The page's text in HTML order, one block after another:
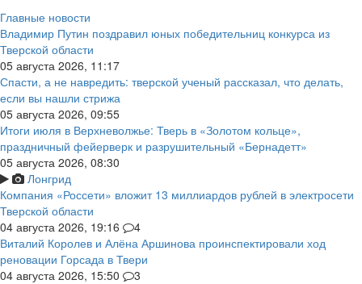
Главные новости
Владимир Путин поздравил юных победительниц конкурса из
Тверской области
05 августа 2026, 11:17
Спасти, а не навредить: тверской ученый рассказал, что делать,
если вы нашли стрижа
05 августа 2026, 09:55
Итоги июля в Верхневолжье: Тверь в «Золотом кольце»,
праздничный фейерверк и разрушительный «Бернадетт»
05 августа 2026, 08:30
Лонгрид
Компания «Россети» вложит 13 миллиардов рублей в электросети
Тверской области
04 августа 2026, 19:16
4
Виталий Королев и Алёна Аршинова проинспектировали ход
реновации Горсада в Твери
04 августа 2026, 15:50
3